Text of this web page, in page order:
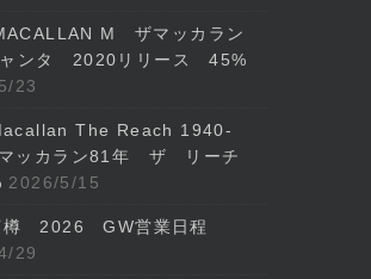
M ザマッカラン
ャンタ 2020リリース 45%
23
The Reach 1940-
ッカラン81年 ザ リーチ
2026/5/15
樽 2026 GW営業日程
29